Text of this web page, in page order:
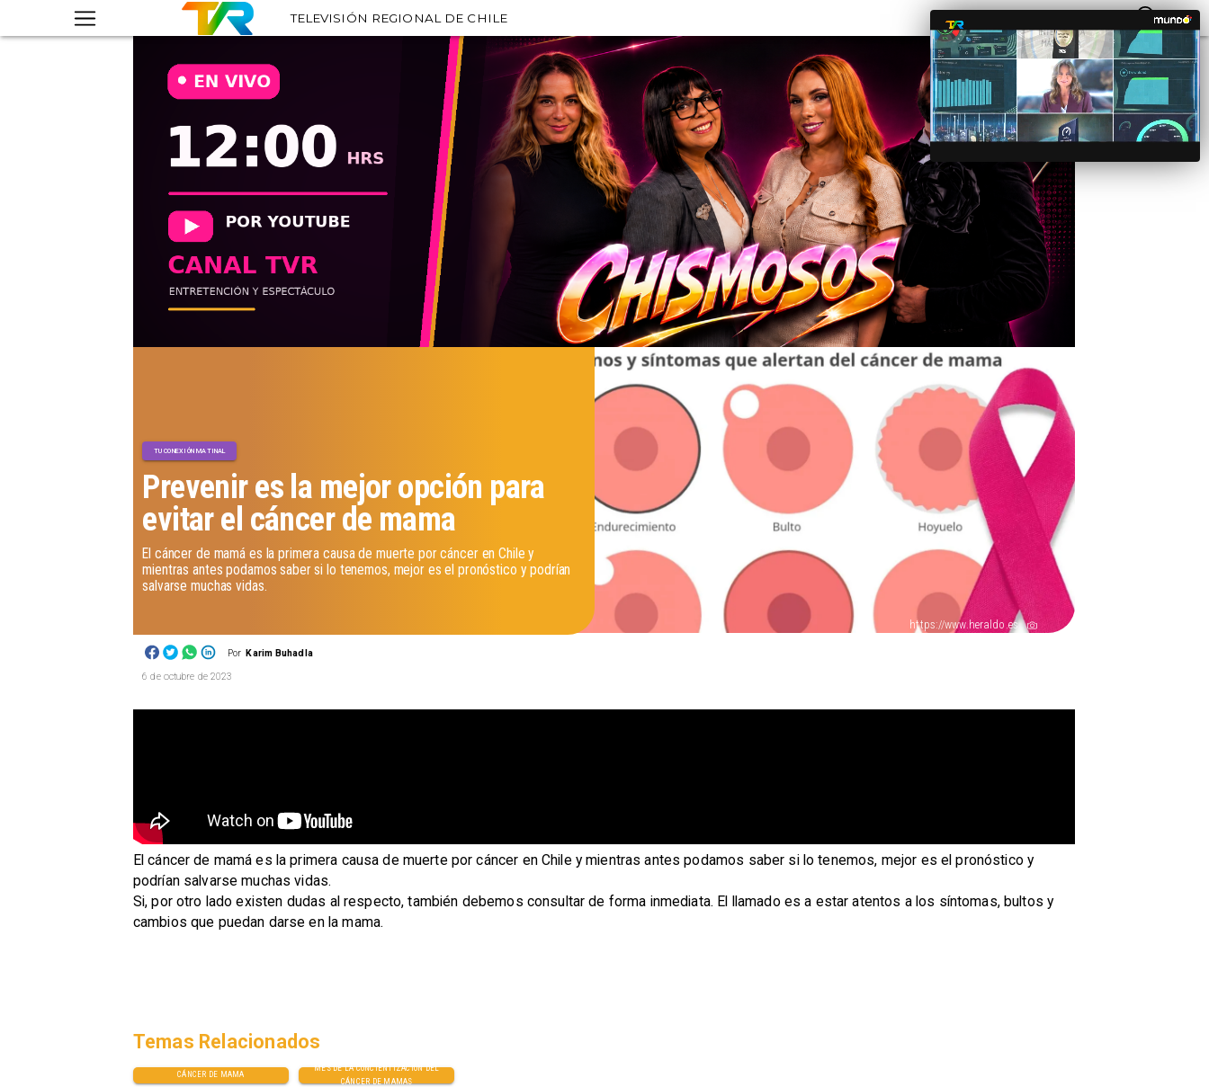
TELEVISIÓN REGIONAL DE CHILE
https://www.heraldo.es
Por Karim Buhadla
Prevenir es la mejor opción para
evitar el cáncer de mama
TU CONEXIÓN MATINAL
El cáncer de mamá es la primera causa de muerte por cáncer en Chile y
mientras antes podamos saber si lo tenemos, mejor es el pronóstico y podrían
salvarse muchas vidas.
6 de octubre de 2023
​El cáncer de mamá es la primera causa de muerte por cáncer en Chile y mientras antes podamos saber si lo tenemos, mejor es el pronóstico y
podrían salvarse muchas vidas.
Si, por otro lado existen dudas al respecto, también debemos consultar de forma inmediata. El llamado es a estar atentos a los síntomas, bultos y
cambios que puedan darse en la mama.
CÁNCER DE MAMA
MES DE LA CONCIENTIZACIÓN DEL
CÁNCER DE MAMAS
Temas Relacionados